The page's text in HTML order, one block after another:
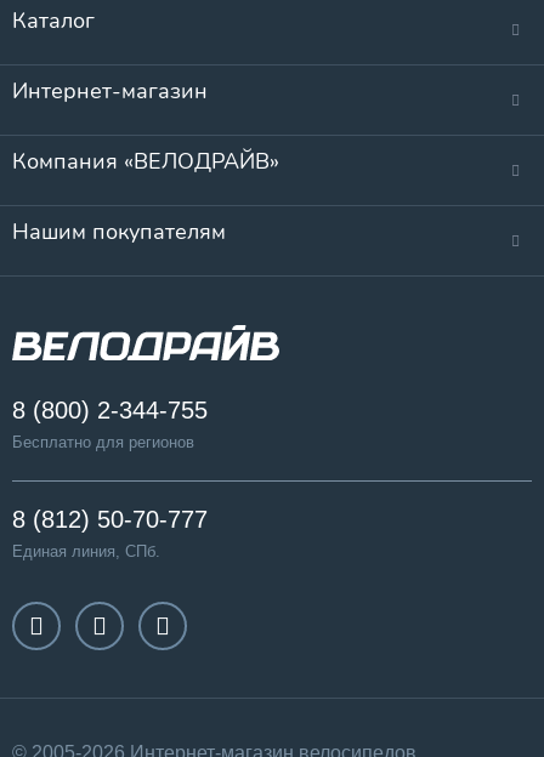
Каталог
Интернет-магазин
Компания «ВЕЛОДРАЙВ»
Нашим покупателям
8 (800) 2-344-755
Бесплатно для регионов
8 (812) 50-70-777
Единая линия, СПб.
© 2005-2026 Интернет-магазин велосипедов